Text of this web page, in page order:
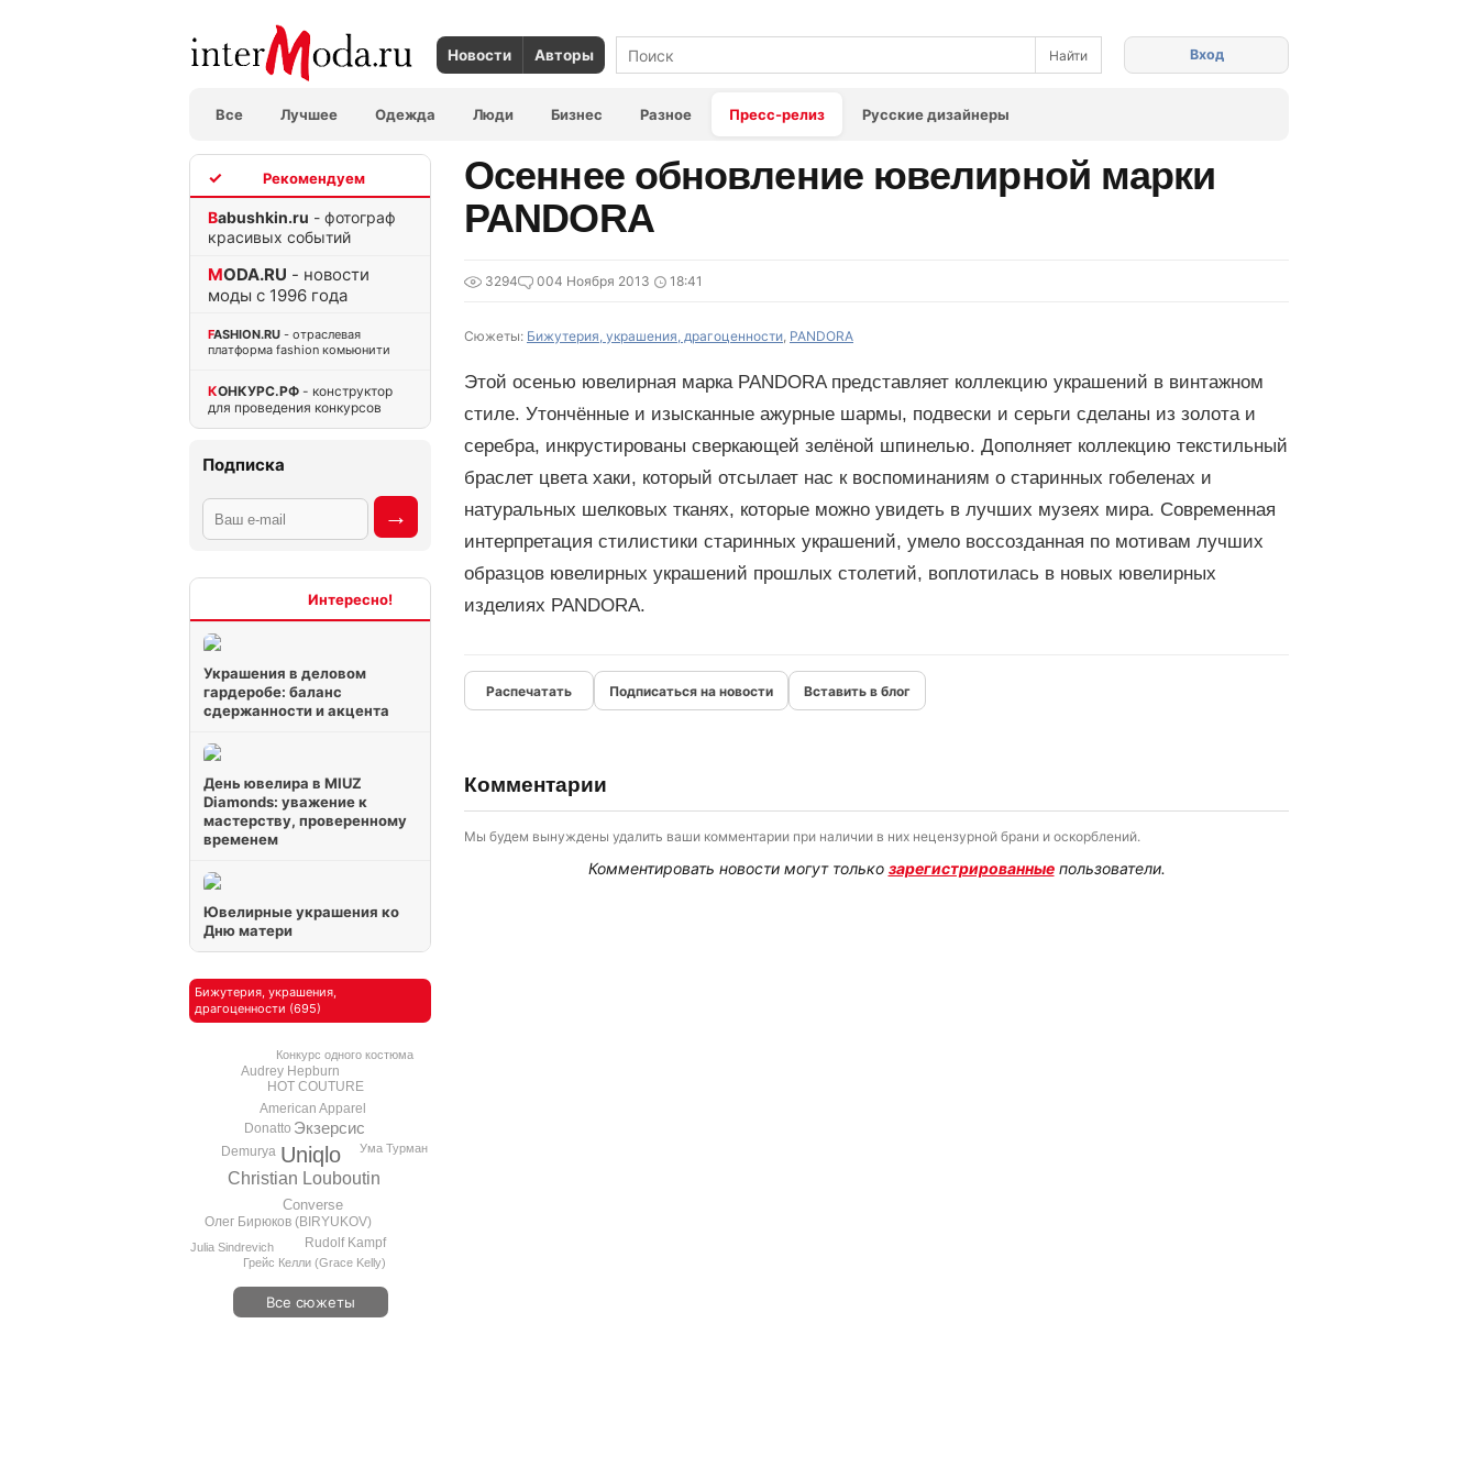
Новости Авторы
Все Лучшее Одежда Люди Бизнес Разное Пресс-релиз Русские дизайнеры
Вход
Babushkin.ru - фотограф
красивых событий
MODA.RU - новости
моды с 1996 года
FASHION.RU - отраслевая
платформа fashion комьюнити
КОНКУРС.РФ - конструктор
для проведения конкурсов
Подписка
Украшения в деловом
гардеробе: баланс
сдержанности и акцента
День ювелира в MIUZ
Diamonds: уважение к
мастерству, проверенному
временем
Ювелирные украшения ко
Дню матери
Бижутерия, украшения,
драгоценности (695)
Uniqlo
Christian Louboutin
Экзерсис
Converse
American Apparel
Demurya
Олег Бирюков (BIRYUKOV)
HOT COUTURE
Rudolf Kampf
Audrey Hepburn
Donatto
Ума Турман
Конкурс одного костюма
Грейс Келли (Grace Kelly)
Julia Sindrevich
Все сюжеты
Осеннее обновление ювелирной марки
PANDORA
3294 004 Ноября 2013 18:41
Сюжеты: Бижутерия, украшения, драгоценности, PANDORA
Этой осенью ювелирная марка PANDORA представляет коллекцию украшений в винтажном
стиле. Утончённые и изысканные ажурные шармы, подвески и серьги сделаны из золота и
серебра, инкрустированы сверкающей зелёной шпинелью. Дополняет коллекцию текстильный
браслет цвета хаки, который отсылает нас к воспоминаниям о старинных гобеленах и
натуральных шелковых тканях, которые можно увидеть в лучших музеях мира. Современная
интерпретация стилистики старинных украшений, умело воссозданная по мотивам лучших
образцов ювелирных украшений прошлых столетий, воплотилась в новых ювелирных
изделиях PANDORA.
Подписаться на новости Вставить в блог
Комментарии
Мы будем вынуждены удалить ваши комментарии при наличии в них нецензурной брани и оскорблений.
Комментировать новости могут только зарегистрированныепользователи.